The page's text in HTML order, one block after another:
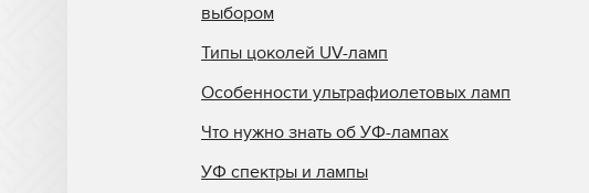
выбором
Типы цоколей UV-ламп
Особенности ультрафиолетовых ламп
Что нужно знать об УФ-лампах
УФ спектры и лампы